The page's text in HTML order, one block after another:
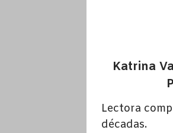
Katrina
Lectora
décadas.